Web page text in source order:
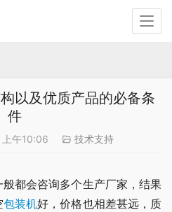
以及优质产品的必备条
件
午10:06 技术支持
都会咨询多个生产厂家，结果
包装机好，价格也相差甚远，质